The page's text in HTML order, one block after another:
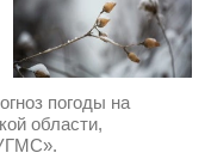
погоды на
области,